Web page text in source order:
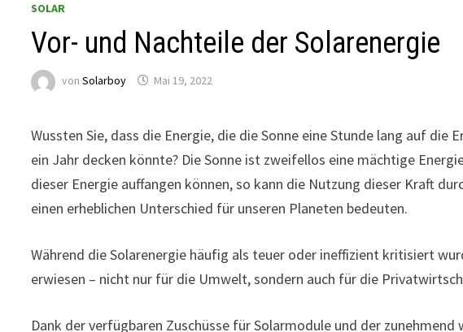
SOLAR
Vor- und Nachteile der Solarenergie
vonSolarboy Mai 19, 2022
Wussten Sie, dass die Energie, die die Sonne eine Stunde lang auf
ein Jahr decken könnte? Die Sonne ist zweifellos eine mächtige
dieser Energie auffangen können, so kann die Nutzung dieser Kraft
einen erheblichen Unterschied für unseren Planeten bedeuten.
Während die Solarenergie häufig als teuer oder ineffizient kritisiert
erwiesen – nicht nur für die Umwelt, sondern auch für die
Dank der verfügbaren Zuschüsse für Solarmodule und der